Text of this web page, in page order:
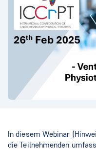
In diesem Webinar
die Teilnehmenden